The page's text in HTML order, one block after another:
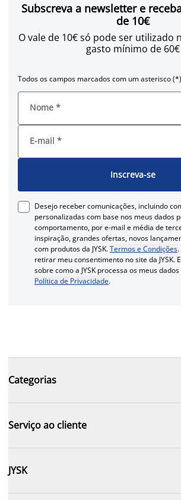
Subscreva a newsletter e
de 10€
O vale de 10€ só pode ser utilizado
gasto mínimo de 60€
Todos os campos marcados com um asterisco
Nome *
E-mail *
Inscreva-se
Desejo receber comunicações, incluindo
personalizadas com base nos meus dados
comportamento, por e-mail e média de
inspiração, grandes ofertas, novos
com produtos da JYSK.Termos e Condições
retirar meu consentimento no site da JYSK.
sobre como a JYSK processa os meus
Política de Privacidade.
Categorias
Serviço ao cliente
JYSK